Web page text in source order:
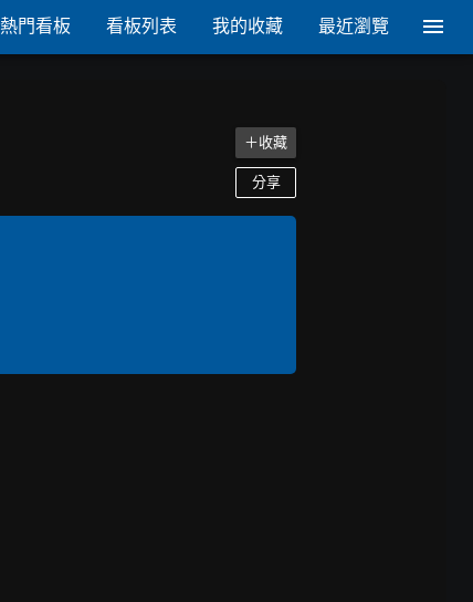
熱門看板 看板列表 我的收藏 最近瀏覽
＋收藏
分享